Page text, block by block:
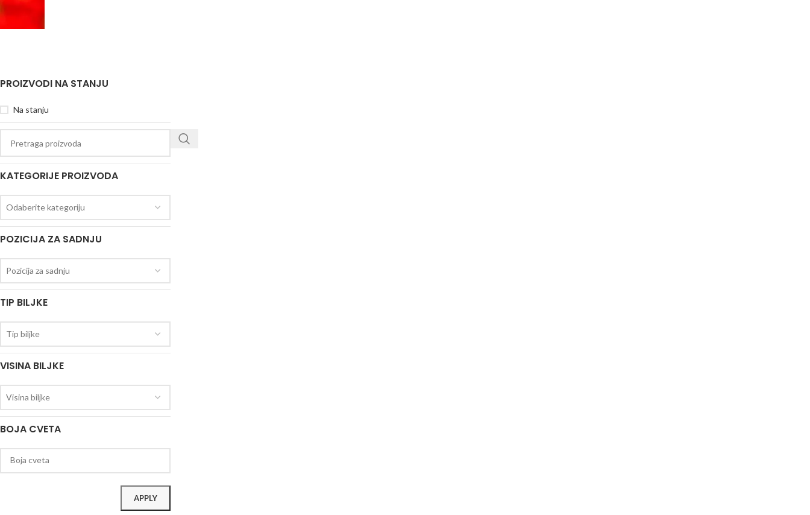
PROIZVODI NA STANJU
Na stanju
KATEGORIJE PROIZVODA
Odaberite kategoriju
POZICIJA ZA SADNJU
Pozicija za sadnju
TIP BILJKE
Tip biljke
VISINA BILJKE
Visina biljke
BOJA CVETA
APPLY